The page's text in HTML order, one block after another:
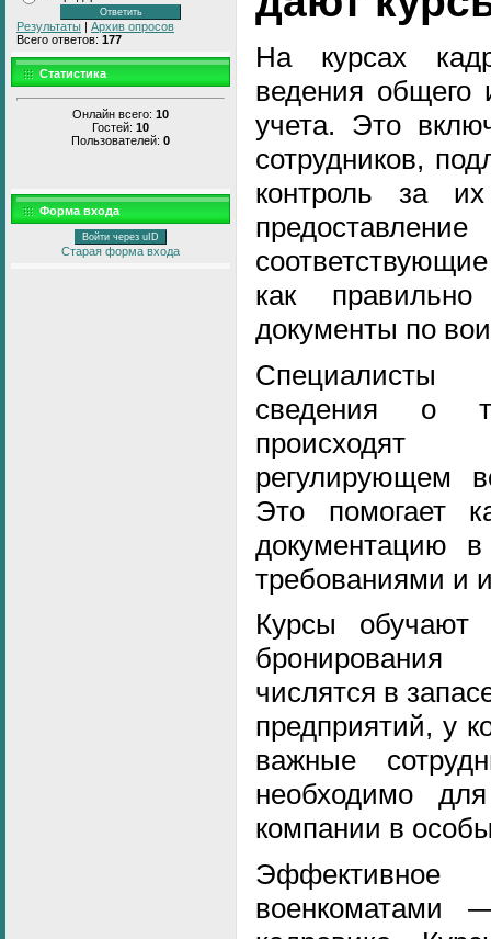
Результаты | Архив опросов
Всего ответов: 177
Статистика
Онлайн всего: 10
Гостей: 10
Пользователей: 0
Форма входа
Войти через uID
Старая форма входа
На курсах
ведения общего
учета. Это
сотрудников,
контроль за
как
документы по
Специалисты
сведения о
происходят
регулирующем
Это помогает
документацию
требованиями и
Курсы обучают
бронирования
числятся в
предприятий, у
важные
необходимо
компании в
военкоматами